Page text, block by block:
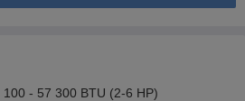
100 - 57 300 BTU (2-6 HP)